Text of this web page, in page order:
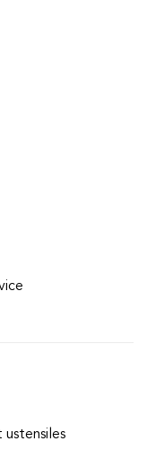
ustensiles